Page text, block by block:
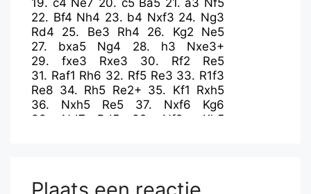
19. c4 Ne7 20. c5 Ba5 21. a3 Nf5
22. Bf4 Nh4 23. b4 Nxf3 24. Ng3
Rd4
25. Be3 Rh4 26. Kg2
Ne5
27. bxa5 Ng4 28. h3
Nxe3+
29. fxe3 Rxe3 30. Rf2
Re5
31. Raf1 Rh6 32. Rf5 Re3 33. R1f3
Re8 34. Rh5 Re2+ 35. Kf1 Rxh5
36. Nxh5 Re5 37. Nxf6
Kg6
38. Nd7 Rd5 39. Nf8+
Kh5